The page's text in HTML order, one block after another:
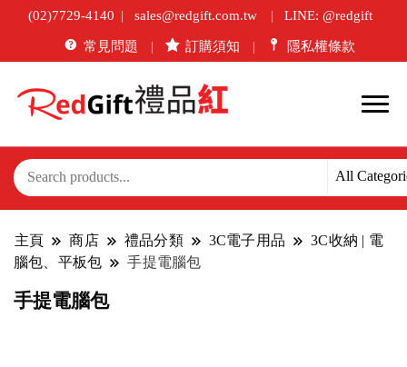
(02)7729-4140 sales@redgift.com.tw LINE: @redgift
常見問題 訂購須知 隱私權條款
主頁 商店 禮品分類 3C電子用品
3C收納 | 電
腦包、平板包
手提電腦包
手提電腦包